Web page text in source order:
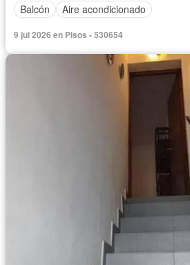
Balcón
Aire acondicionado
9 jul 2026 en Pisos - 530654